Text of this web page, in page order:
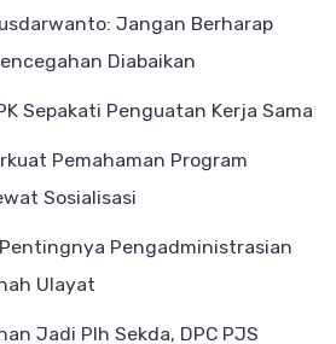
Jangan Berharap
Diabaikan
Sepakati Penguatan Kerja Sama
Pemahaman Program
Sosialisasi
Pengadministrasian
Ulayat
Jadi Plh Sekda, DPC PJS